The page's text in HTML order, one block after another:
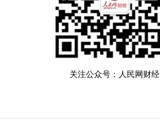
关注公众号：人民网财经